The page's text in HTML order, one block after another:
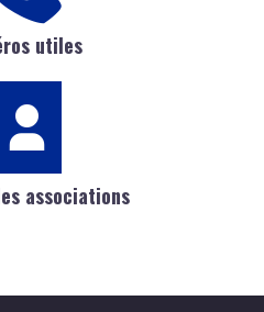
utiles
associations